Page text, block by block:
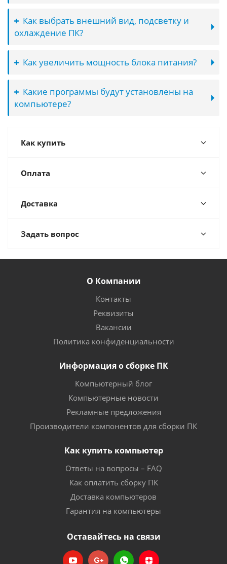
Как выбрать внешний вид, подсветку и
охлаждение ПК?
Как увеличить мощность блока питания?
Какие программы будут установлены на
компьютере?
Как купить
Оплата
Доставка
Задать вопрос
О Компании
Контакты
Реквизиты
Вакансии
Политика конфиденциальности
Информация о сборке ПК
Компьютерный блог
Компьютерные новости
Рекламные предложения
Производители компонентов для сборки ПК
Как купить компьютер
Ответы на вопросы – FAQ
Как оплатить сборку ПК
Доставка компьютеров
Гарантия на компьютеры
Оставайтесь на связи